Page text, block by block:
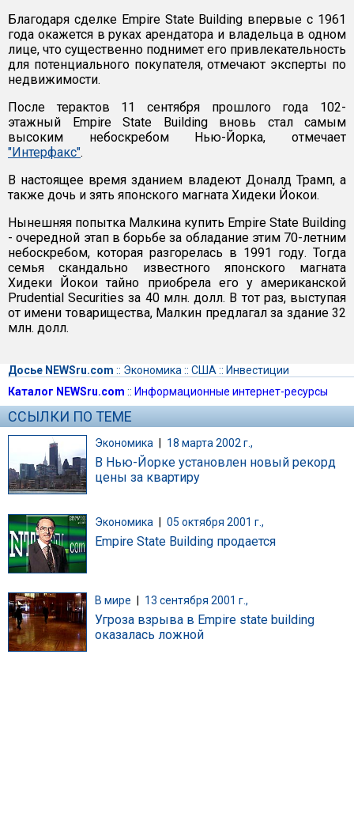
Благодаря сделке Empire State Building впервые с 1961
года окажется в руках арендатора и владельца в одном
лице, что существенно поднимет его привлекательность
для потенциального покупателя, отмечают эксперты по
недвижимости.
После терактов 11 сентября прошлого года 102-
этажный Empire State Building вновь стал самым
высоким небоскребом Нью-Йорка, отмечает
"Интерфакс".
В настоящее время зданием владеют Доналд Трамп, а
также дочь и зять японского магната Хидеки Йокои.
Нынешняя попытка Малкина купить Empire State Building
- очередной этап в борьбе за обладание этим 70-летним
небоскребом, которая разгорелась в 1991 году. Тогда
семья скандально известного японского магната
Хидеки Йокои тайно приобрела его у американской
Prudential Securities за 40 млн. долл. В тот раз, выступая
от имени товарищества, Малкин предлагал за здание 32
млн. долл.
Досье NEWSru.com :: Экономика :: США :: Инвестиции
Каталог NEWSru.com :: Информационные интернет-ресурсы
ССЫЛКИ ПО ТЕМЕ
Экономика | 18 марта 2002 г.,
В Нью-Йорке установлен новый рекорд
цены за квартиру
Экономика 05 октября 2001 г.,
Empire State Building продается
В мире 13 сентября 2001 г.,
Угроза взрыва в Empire state building
оказалась ложной